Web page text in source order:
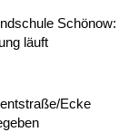
Schönow:
läuft
Ecke